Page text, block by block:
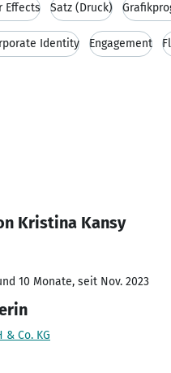
Effects Satz (Druck)
Identity Engagement
Kristina Kansy
10 Monate, seit Nov. 2023
Co. KG